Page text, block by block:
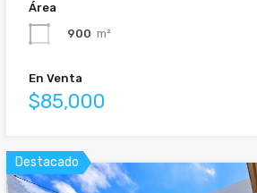
Área
900 m²
En Venta
$85,000
Destacado